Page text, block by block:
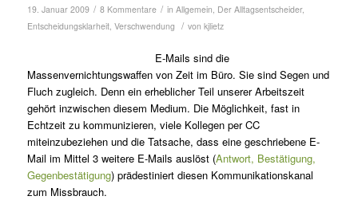
19. Januar 2009 / 8 Kommentare / in Allgemein Der Alltagsentscheider,
Entscheidungsklarheit, Verschwendung / von kjlietz
E-Mails sind die
Massenvernichtungswaffen von Zeit im Büro. Sie sind Segen und
Fluch zugleich. Denn ein erheblicher Teil unserer Arbeitszeit
gehört inzwischen diesem Medium. Die Möglichkeit, fast in
Echtzeit zu kommunizieren, viele Kollegen per CC
miteinzubeziehen und die Tatsache, dass eine geschriebene E-
Mail im Mittel 3 weitere E-Mails auslöst (Antwort, Bestätigung,
Gegenbestätigung) prädestiniert diesen Kommunikationskanal
zum Missbrauch.